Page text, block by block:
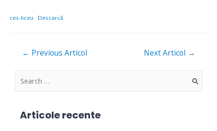
ces-liceu Descarcă
Navigare
← Previous Articol Next Articol →
S
Articole recente